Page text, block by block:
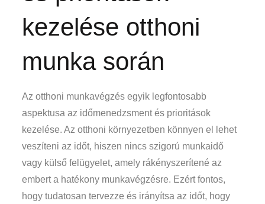
kezelése otthoni
munka során
Az otthoni munkavégzés egyik legfontosabb
aspektusa az időmenedzsment és prioritások
kezelése. Az otthoni környezetben könnyen el lehet
veszíteni az időt, hiszen nincs szigorú munkaidő
vagy külső felügyelet, amely rákényszerítené az
embert a hatékony munkavégzésre. Ezért fontos,
hogy tudatosan tervezze és irányítsa az időt, hogy